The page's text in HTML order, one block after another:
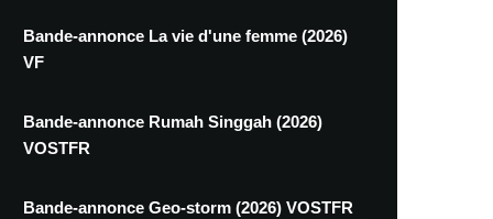
Bande-annonce La vie d'une femme (2026)
VF
Bande-annonce Rumah Singgah (2026)
VOSTFR
Bande-annonce Geo-storm (2026) VOSTFR